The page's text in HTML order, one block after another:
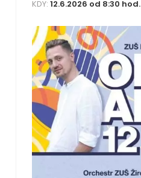
KDY: 12.6.2026 od 8:30 hod.